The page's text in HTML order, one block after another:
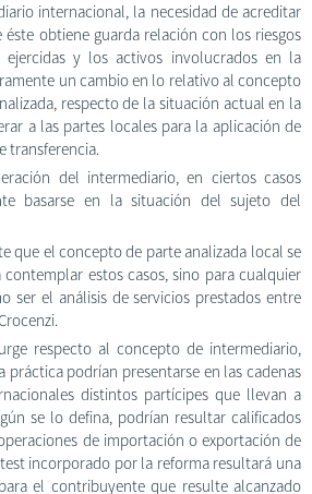
internacional, la necesidad de acreditar
obtiene guarda relación con los riesgos
ejercidas y los activos involucrados en la
un cambio en lo relativo al concepto
respecto de la situación actual en la
a las partes locales para la aplicación de
transferencia.
del intermediario, en ciertos casos
basarse en la situación del sujeto del
que el concepto de parte analizada local se
estos casos, sino para cualquier
ser el análisis de servicios prestados entre
respecto al concepto de intermediario,
práctica podrían presentarse en las cadenas
distintos partícipes que llevan a
se lo defina, podrían resultar calificados
de importación o exportación de
incorporado por la reforma resultará una
el contribuyente que resulte alcanzado